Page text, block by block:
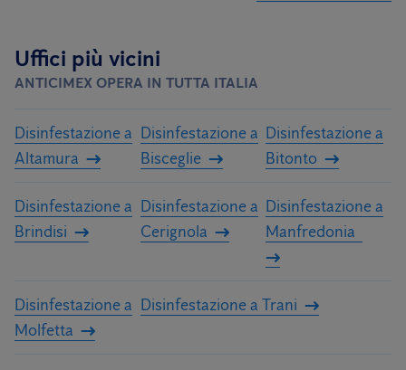
Uffici più vicini
ANTICIMEX OPERA IN TUTTA ITALIA
Disinfestazione a
Altamura
Disinfestazione a
Bisceglie
Disinfestazione a
Bitonto
Disinfestazione a
Brindisi
Disinfestazione a
Cerignola
Disinfestazione a
Manfredonia
Disinfestazione a
Molfetta
Disinfestazione a Trani